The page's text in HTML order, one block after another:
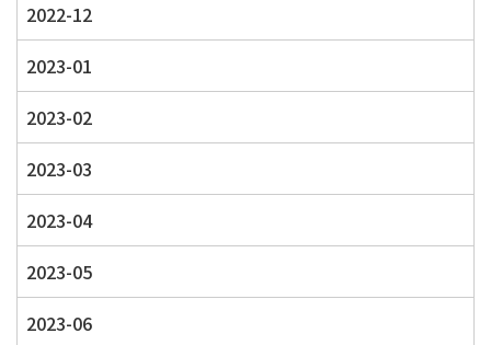
2022-12
2023-01
2023-02
2023-03
2023-04
2023-05
2023-06